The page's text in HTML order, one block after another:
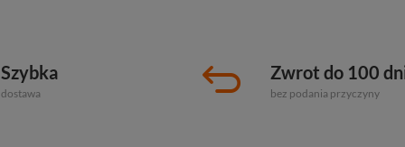
Szybka
dostawa
Zwrot do 100
bez podania przyczyny